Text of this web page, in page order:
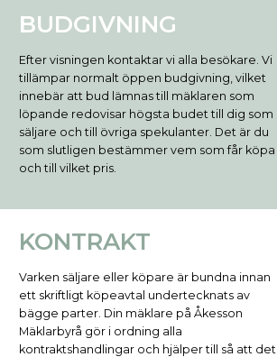
BUDGIVNING
Efter visningen kontaktar vi alla besökare. Vi
tillämpar normalt öppen budgivning, vilket
innebär att bud lämnas till mäklaren som
löpande redovisar högsta budet till dig som
säljare och till övriga spekulanter. Det är du
som slutligen bestämmer vem som får köpa
och till vilket pris.
KONTRAKT
Varken säljare eller köpare är bundna innan
ett skriftligt köpeavtal undertecknats av
bägge parter. Din mäklare på Åkesson
Mäklarbyrå gör i ordning alla
kontraktshandlingar och hjälper till så att det